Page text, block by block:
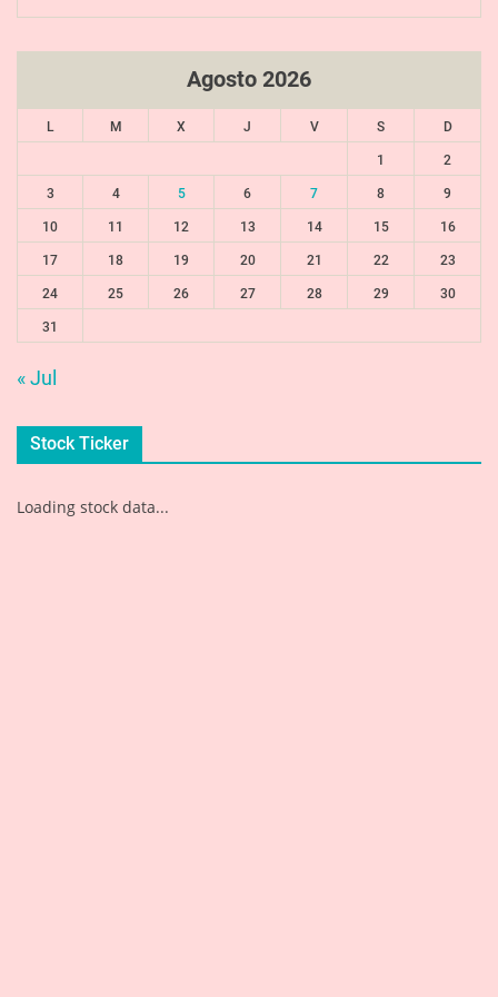
Agosto 2026
L M X J V S D
1 2
3 4 5 6 7 8 9
10 11 12 13 14 15 16
17 18 19 20 21 22 23
24 25 26 27 28 29 30
31
« Jul
Stock Ticker
Loading stock data...